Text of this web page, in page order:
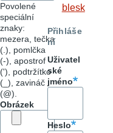
Povolené
speciální
znaky:
mezera, tečka
(.), pomlčka
(-), apostrof
('), podtržítko
(_), zavináč
(@).
Obrázek
blesk
Přihláše
ní
Uživatel
ské
jméno
Heslo